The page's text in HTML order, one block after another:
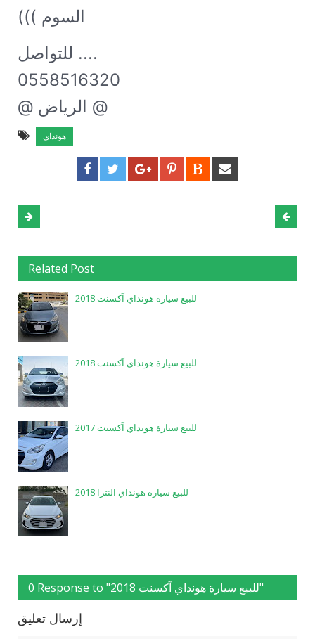
السوم )))
للتواصل ....
0558516320
@ الرياض @
هونداي
Related Post
للبيع سيارة هونداي آكسنت 2018
للبيع سيارة هونداي آكسنت 2018
للبيع سيارة هونداي آكسنت 2017
للبيع سيارة هونداي النترا 2018
0 Response to "للبيع سيارة هونداي آكسنت 2018"
إرسال تعليق